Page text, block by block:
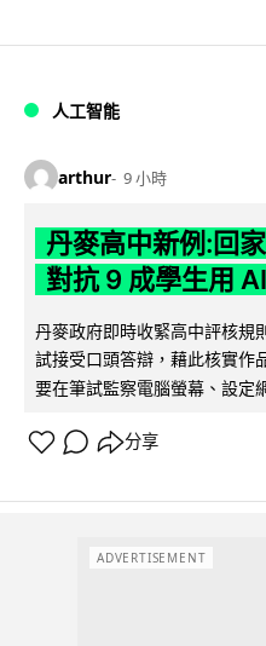
人工智能
arthur 9 小時
丹麥高中新例:回
對抗 9 成學生用
丹麥政府即時收緊高中評核規
試接受口頭答辯，藉此核實作
要在筆試監察電腦螢幕、設定
分享
ADVERTISEMENT